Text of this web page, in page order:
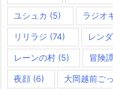
ユシュカ (5) ラジオ
リリラジ (74) レン
レーンの村 (5) 冒険
夜顔 (6) 大岡越前ご